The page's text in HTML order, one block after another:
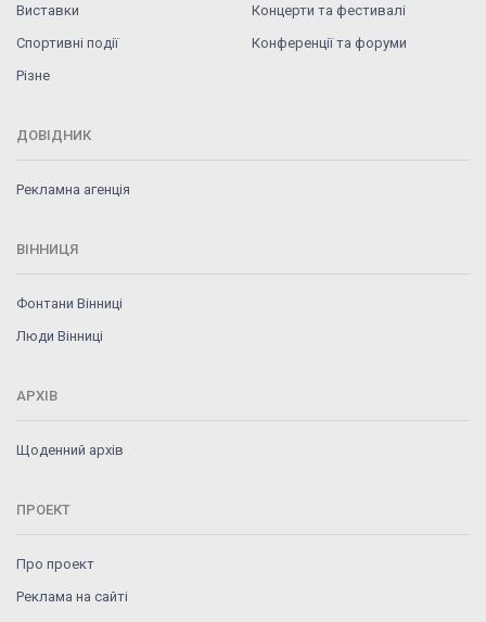
Виставки
Концерти та фестивалі
Спортивні події
Конференції та форуми
Різне
ДОВІДНИК
Рекламна агенція
ВІННИЦЯ
Фонтани Вінниці
Люди Вінниці
АРХІВ
Щоденний архів
ПРОЕКТ
Про проект
Реклама на сайті